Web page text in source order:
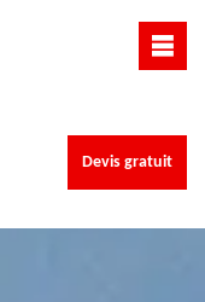
Devis gratuit